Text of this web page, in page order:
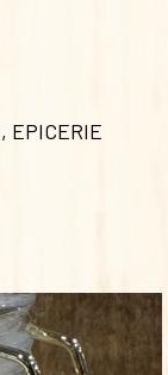
, EPICERIE